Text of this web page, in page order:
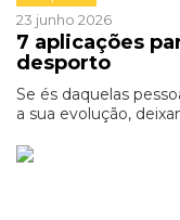
23 junho 2026
7 aplicações
desporto
Se és daquelas
a sua evolução,